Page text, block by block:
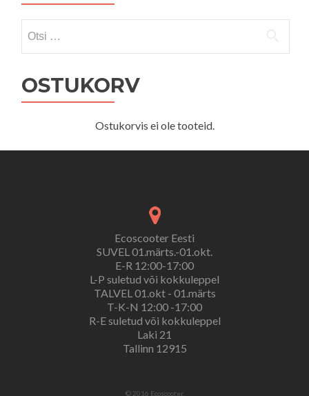
OSTUKORV
Ostukorvis ei ole tooteid.
Ecoscooter Eesti
SUVEL 01.märts.-01.okt.
E-R 12:00-17:00
L-P suletud või kokkuleppel
TALVEL 01.okt - 01.märts
T-K-N 12:00 -17:00
R-E suletud või kokkuleppel
Laki 21
Tallinn 12915
© 2016 Ecoscooter.